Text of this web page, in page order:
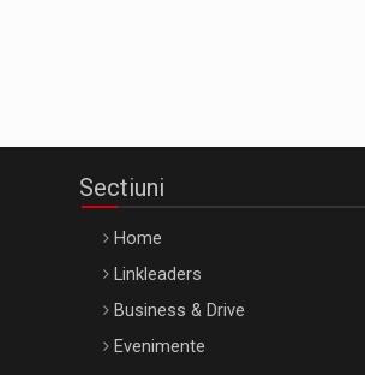
Sectiuni
Home
Linkleaders
Business & Drive
Evenimente